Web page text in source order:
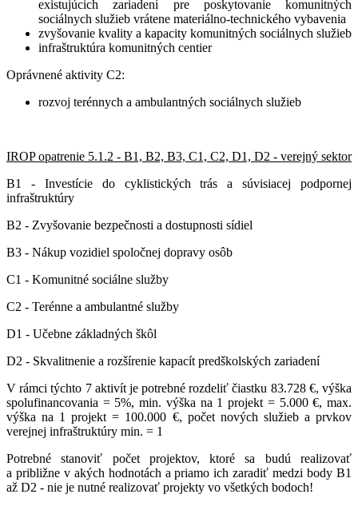
existujúcich zariadení pre poskytovanie komunitných
sociálnych služieb vrátene materiálno-technického vybavenia
zvyšovanie kvality a kapacity komunitných sociálnych služieb
infraštruktúra komunitných centier
Oprávnené aktivity C2:
rozvoj terénnych a ambulantných sociálnych služieb
IROP opatrenie 5.1.2 - B1, B2, B3, C1, C2, D1, D2 - verejný sektor
B1 - Investície do cyklistických trás a súvisiacej podpornej
infraštruktúry
B2 - Zvyšovanie bezpečnosti a dostupnosti sídiel
B3 - Nákup vozidiel spoločnej dopravy osôb
C1 - Komunitné sociálne služby
C2 - Terénne a ambulantné služby
D1 - Učebne základných škôl
D2 - Skvalitnenie a rozšírenie kapacít predškolských zariadení
V rámci týchto 7 aktivít je potrebné rozdeliť čiastku 83.728 €, výška
spolufinancovania = 5%, min. výška na 1 projekt = 5.000 €, max.
výška na 1 projekt = 100.000 €, počet nových služieb a prvkov
verejnej infraštruktúry min. = 1
Potrebné stanoviť počet projektov, ktoré sa budú realizovať
a približne v akých hodnotách a priamo ich zaradiť medzi body B1
až D2 - nie je nutné realizovať projekty vo všetkých bodoch!